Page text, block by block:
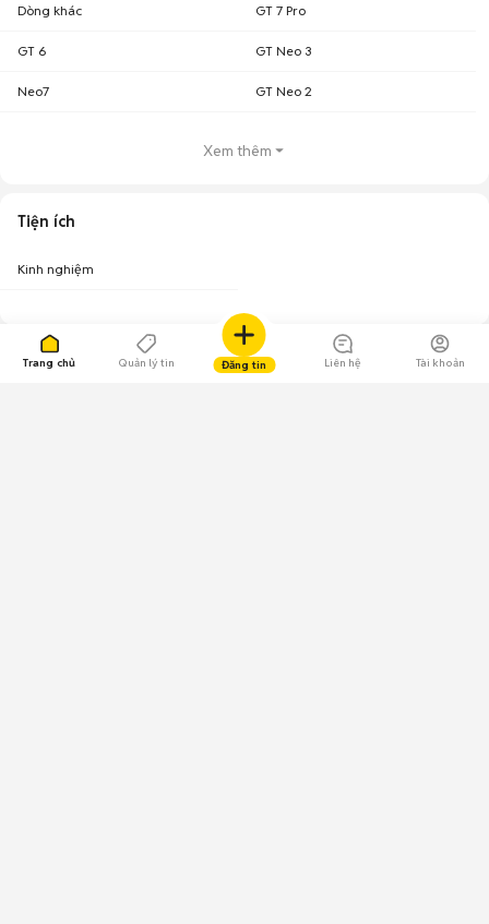
Trang chủ Quản lý tin Đăng tin Liên hệ Tài khoản
Dòng khác GT 7 Pro
GT 6 GT Neo 3
Neo7 GT Neo 2
Xem thêm
Tiện ích
Kinh nghiệm